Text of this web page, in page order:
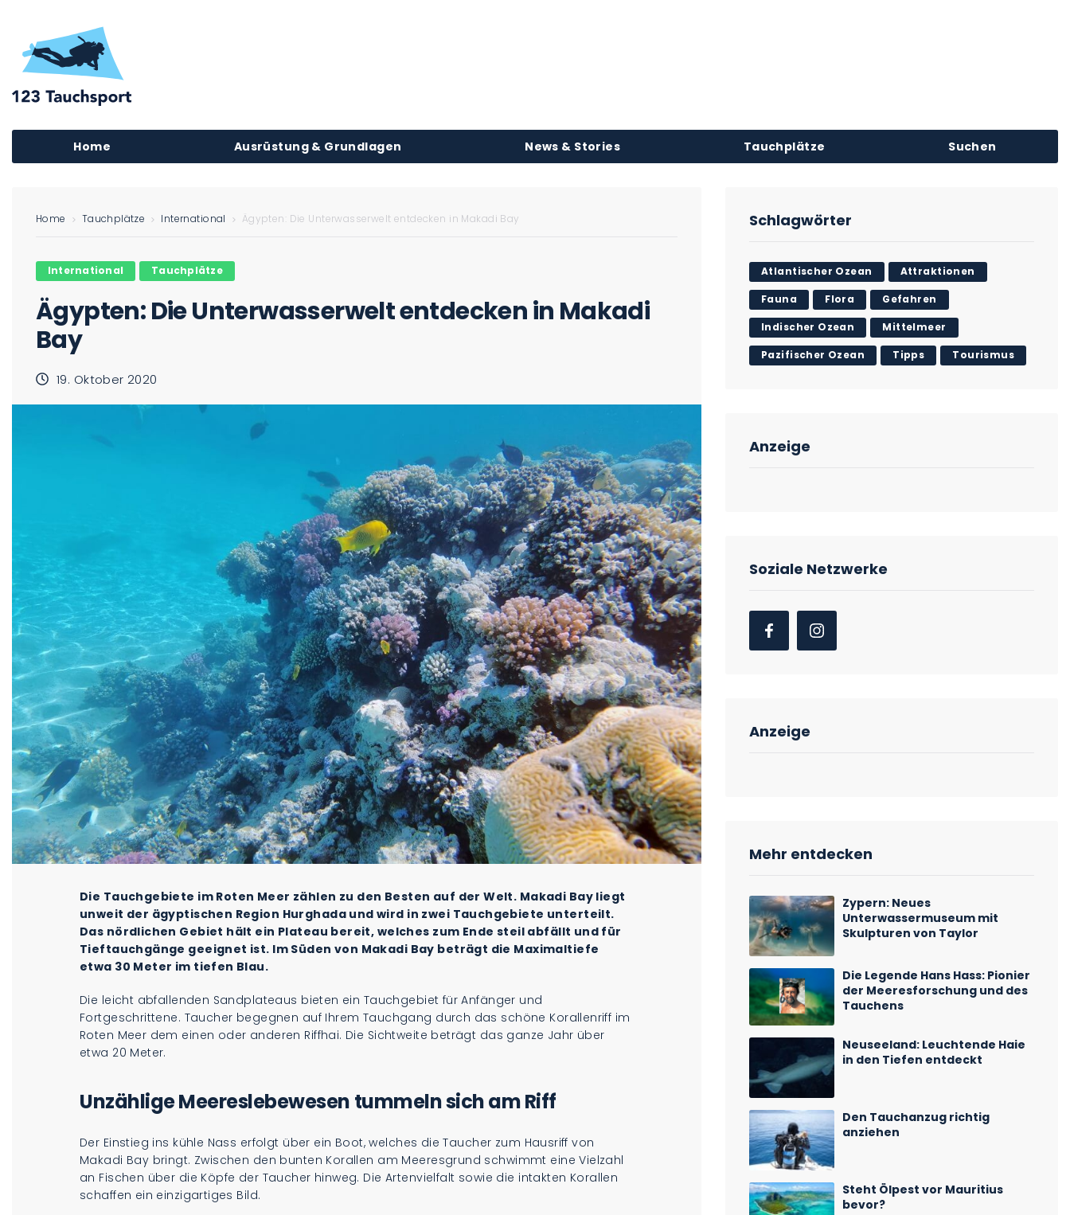
Home Ausrüstung & Grundlagen News & Stories Tauchplätze Suchen
Home Tauchplätze International Ägypten: Die Unterwasserwelt entdecken in Makadi Bay
International Tauchplätze
Ägypten: Die Unterwasserwelt entdecken in Makadi
Bay
19. Oktober 2020
Die Tauchgebiete im Roten Meer zählen zu den Besten auf der Welt. Makadi Bay liegt
unweit der ägyptischen Region Hurghada und wird in zwei Tauchgebiete unterteilt.
Das nördlichen Gebiet hält ein Plateau bereit, welches zum Ende steil abfällt und für
Tieftauchgänge geeignet ist. Im Süden von Makadi Bay beträgt die Maximaltiefe
etwa 30 Meter im tiefen Blau.
Die leicht abfallenden Sandplateaus bieten ein Tauchgebiet für Anfänger und
Fortgeschrittene. Taucher begegnen auf Ihrem Tauchgang durch das schöne Korallenriff im
Roten Meer dem einen oder anderen Riffhai. Die Sichtweite beträgt das ganze Jahr über
etwa 20 Meter.
Unzählige Meereslebewesen tummeln sich am Riff
Der Einstieg ins kühle Nass erfolgt über ein Boot, welches die Taucher zum Hausriff von
Makadi Bay bringt. Zwischen den bunten Korallen am Meeresgrund schwimmt eine Vielzahl
an Fischen über die Köpfe der Taucher hinweg. Die Artenvielfalt sowie die intakten Korallen
schaffen ein einzigartiges Bild.
Schlagwörter
Atlantischer Ozean Attraktionen
Fauna Flora Gefahren
Indischer Ozean Mittelmeer
Pazifischer Ozean Tipps Tourismus
Anzeige
Soziale Netzwerke
Anzeige
Mehr entdecken
Zypern: Neues
Unterwassermuseum mit
Skulpturen von Taylor
Die Legende Hans Hass: Pionier
der Meeresforschung und des
Tauchens
Neuseeland: Leuchtende Haie
in den Tiefen entdeckt
Den Tauchanzug richtig
anziehen
Steht Ölpest vor Mauritius
bevor?